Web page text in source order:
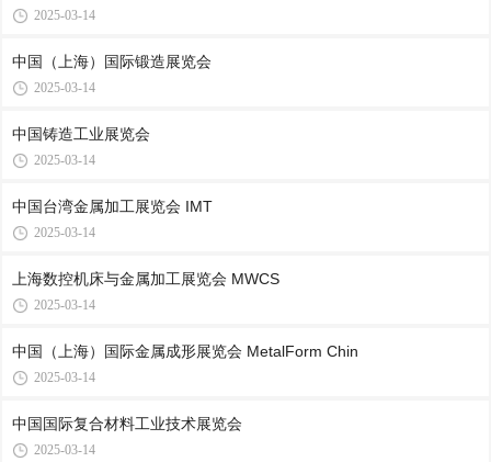
2025-03-14
中国（上海）国际锻造展览会
2025-03-14
中国铸造工业展览会
2025-03-14
中国台湾金属加工展览会 IMT
2025-03-14
上海数控机床与金属加工展览会 MWCS
2025-03-14
中国（上海）国际金属成形展览会 MetalForm Chin
2025-03-14
中国国际复合材料工业技术展览会
2025-03-14